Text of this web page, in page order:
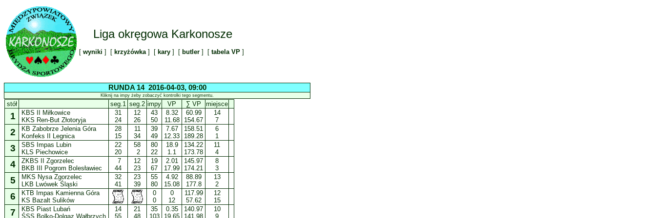
Liga okręgowa Karkonosze
[ wyniki ] [ krzyżówka ] [ kary ] [ butler ] [ tabela VP ]
RUNDA 14 2016-04-03, 09:00
Kliknij na impy żeby zobaczyć kontrolki tego segmentu.
stół seg.1 seg.2 impy VP ∑ VP miejsce
1
KBS II Miłkowice
KKS Ren-But Złotoryja
31
24
12
26
43
50
8.32
11.68
60.99
154.67
14
7
2
KB Zabobrze Jelenia Góra
Konfeks II Legnica
28
15
11
34
39
49
7.67
12.33
158.51
189.28
6
1
3
SBS Impas Lubin
KLS Piechowice
22
20
58
2
80
22
18.9
1.1
134.22
173.78
11
4
4
ZKBS II Zgorzelec
BKB III Pogrom Bolesławiec
7
44
12
23
19
67
2.01
17.99
145.97
174.21
8
3
5
MKS Nysa Zgorzelec
LKB Lwówek Śląski
32
41
23
39
55
80
4.92
15.08
88.89
177.8
13
2
6
KTB Impas Kamienna Góra
KS Bazalt Sulików
0
0
0
12
117.99
57.62
12
15
7
KBS Piast Lubań
ŚSS Bolko-Dolgaz Wałbrzych
14
55
21
48
35
103
0.35
19.65
140.97
141.98
10
9